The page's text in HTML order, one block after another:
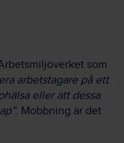
som
arbetstagare på ett
eller att dessa
. Mobbning är det